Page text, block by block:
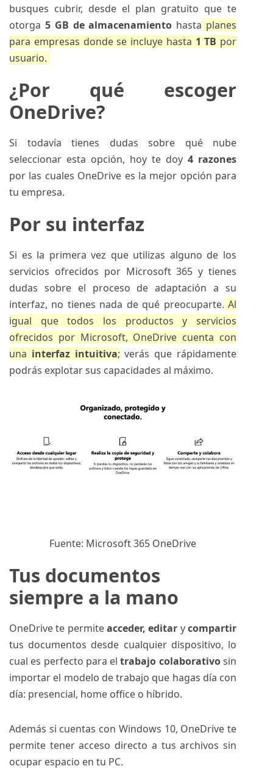
busques cubrir, desde el plan gratuito que te
otorga 5 GB de almacenamiento hasta planes
para empresas donde se incluye hasta 1 TB por
usuario.
¿Por qué escoger
OneDrive?
Si todavía tienes dudas sobre qué nube
seleccionar esta opción, hoy te doy 4 razones
por las cuales OneDrive es la mejor opción para
tu empresa.
Por su interfaz
Si es la primera vez que utilizas alguno de los
servicios ofrecidos por Microsoft 365 y tienes
dudas sobre el proceso de adaptación a su
interfaz, no tienes nada de qué preocuparte. Al
igual que todos los productos y servicios
ofrecidos por Microsoft, OneDrive cuenta con
una interfaz intuitiva; verás que rápidamente
podrás explotar sus capacidades al máximo.
Fuente: Microsoft 365 OneDrive
Tus documentos
siempre a la mano
OneDrive te permiteacceder, editar ycompartir
tus documentos desde cualquier dispositivo, lo
cual es perfecto para el trabajo colaborativosin
importar el modelo de trabajo que hagas día con
día: presencial, home office o híbrido.
Además si cuentas con Windows 10, OneDrive te
permite tener acceso directo a tus archivos sin
ocupar espacio en tu PC.